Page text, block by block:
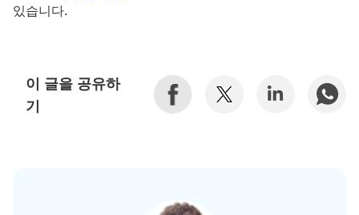
있습니다.
이 글을 공유하
기